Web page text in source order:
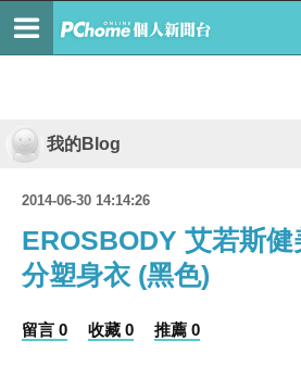
我的Blog
2014-06-30 14:14:26
EROSBODY 艾若斯
分塑身衣 (黑色)
留言 0 收藏 0 推薦 0